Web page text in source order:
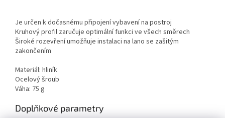
Je určen k dočasnému připojení vybavení na postroj
Kruhový profil zaručuje optimální funkci ve všech směrech
Široké rozevření umožňuje instalaci na lano se zašitým
zakončením
Materiál: hliník
Ocelový šroub
Váha: 75 g
Doplňkové parametry